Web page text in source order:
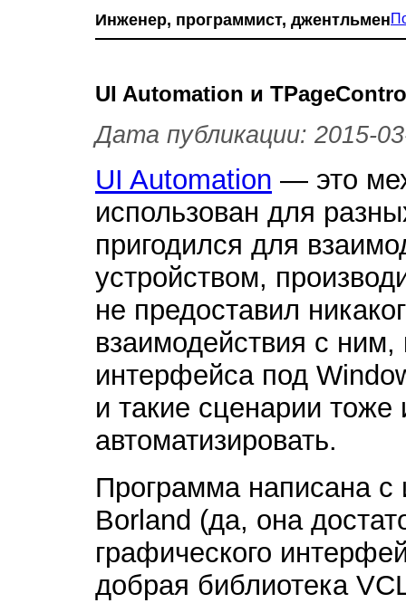
Инженер, программист, джентльмен
UI Automation и
Дата публикации: 2015-
UI Automation — это
использован для
пригодился для
устройством,
не предоставил
взаимодействия с ним,
интерфейса под
и такие сценарии тоже
автоматизировать.
Программа написана с
Borland (да, она
графического
добрая библиотека